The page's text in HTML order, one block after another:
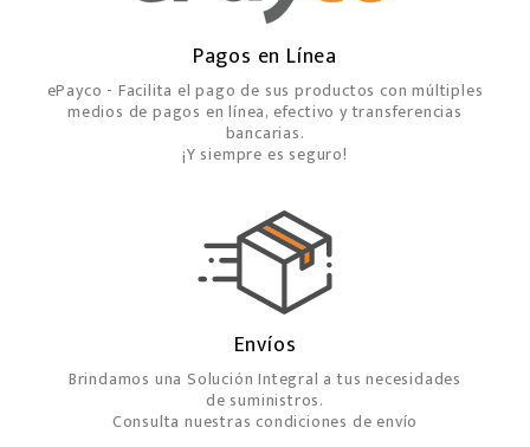
Pagos en Línea
ePayco - Facilita el pago de sus productos con múltiples
medios de pagos en línea, efectivo y transferencias
bancarias.
¡Y siempre es seguro!
Envíos
Brindamos una Solución Integral a tus necesidades
de suministros.
Consulta nuestras condiciones de envío